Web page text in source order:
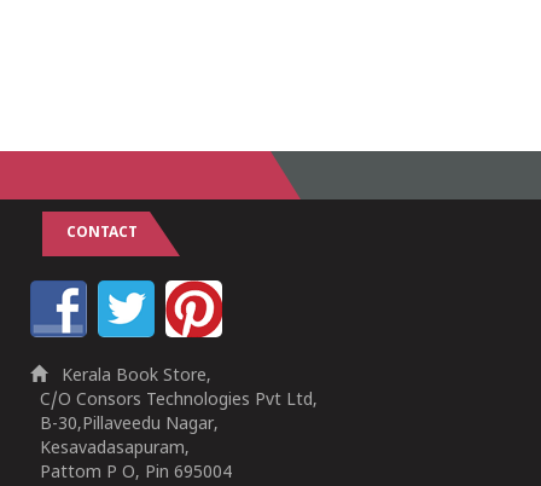
CONTACT
Kerala Book Store,
C/O Consors Technologies Pvt Ltd,
B-30,Pillaveedu Nagar,
Kesavadasapuram,
Pattom P O, Pin 695004